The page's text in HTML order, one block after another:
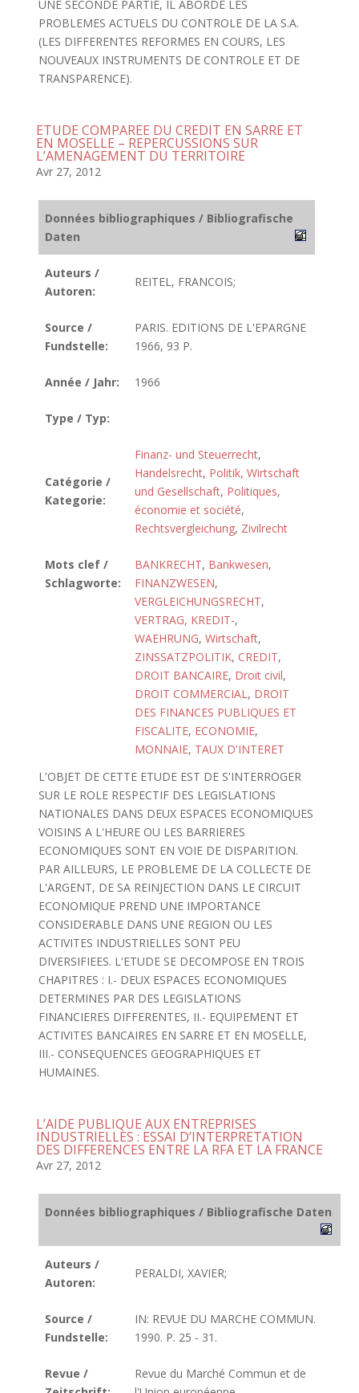
UNE SECONDE PARTIE, IL ABORDE LES
PROBLEMES ACTUELS DU CONTROLE DE LA S.A.
(LES DIFFERENTES REFORMES EN COURS, LES
NOUVEAUX INSTRUMENTS DE CONTROLE ET DE
TRANSPARENCE).
ETUDE COMPAREE DU CREDIT EN SARRE ET
EN MOSELLE – REPERCUSSIONS SUR
L’AMENAGEMENT DU TERRITOIRE
Avr 27, 2012
Données bibliographiques / Bibliografische
Daten
Auteurs /
Autoren:
REITEL, FRANCOIS;
Source /
Fundstelle:
PARIS. EDITIONS DE L'EPARGNE
1966, 93 P.
Année / Jahr: 1966
Type / Typ:
Catégorie /
Kategorie:
Finanz- und Steuerrecht,
Handelsrecht, Politik, Wirtschaft
und Gesellschaft, Politiques,
économie et société,
Rechtsvergleichung, Zivilrecht
Mots clef /
Schlagworte:
BANKRECHT, Bankwesen,
FINANZWESEN,
VERGLEICHUNGSRECHT,
VERTRAG, KREDIT-,
WAEHRUNG, Wirtschaft,
ZINSSATZPOLITIK, CREDIT,
DROIT BANCAIRE, Droit civil,
DROIT COMMERCIAL, DROIT
DES FINANCES PUBLIQUES ET
FISCALITE, ECONOMIE,
MONNAIE, TAUX D'INTERET
L'OBJET DE CETTE ETUDE EST DE S'INTERROGER
SUR LE ROLE RESPECTIF DES LEGISLATIONS
NATIONALES DANS DEUX ESPACES ECONOMIQUES
VOISINS A L'HEURE OU LES BARRIERES
ECONOMIQUES SONT EN VOIE DE DISPARITION.
PAR AILLEURS, LE PROBLEME DE LA COLLECTE DE
L'ARGENT, DE SA REINJECTION DANS LE CIRCUIT
ECONOMIQUE PREND UNE IMPORTANCE
CONSIDERABLE DANS UNE REGION OU LES
ACTIVITES INDUSTRIELLES SONT PEU
DIVERSIFIEES. L'ETUDE SE DECOMPOSE EN TROIS
CHAPITRES : I.- DEUX ESPACES ECONOMIQUES
DETERMINES PAR DES LEGISLATIONS
FINANCIERES DIFFERENTES, II.- EQUIPEMENT ET
ACTIVITES BANCAIRES EN SARRE ET EN MOSELLE,
III.- CONSEQUENCES GEOGRAPHIQUES ET
HUMAINES.
L’AIDE PUBLIQUE AUX ENTREPRISES
INDUSTRIELLES : ESSAI D’INTERPRETATION
DES DIFFERENCES ENTRE LA RFA ET LA FRANCE
Avr 27, 2012
Données bibliographiques / Bibliografische Daten
Auteurs /
Autoren:
PERALDI, XAVIER;
Source /
Fundstelle:
IN: REVUE DU MARCHE COMMUN.
1990. P. 25 - 31.
Revue /
Revue du Marché Commun et de